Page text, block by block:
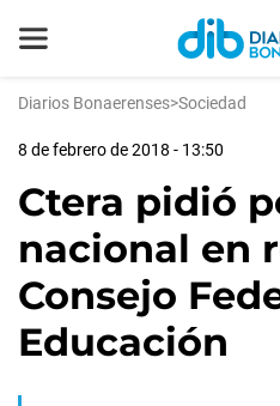
Diarios Bonaerenses>Sociedad
8 de febrero de 2018 - 13:50
Ctera pidió
nacional en
Consejo
Educación